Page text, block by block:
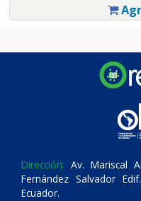
Dirección: Av. Mariscal
Fernández Salvador
Ecuador.